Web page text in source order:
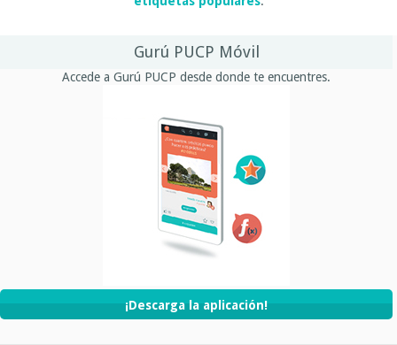
Gurú PUCP Móvil
Accede a Gurú PUCP desde donde te encuentres.
¡Descarga la aplicación!